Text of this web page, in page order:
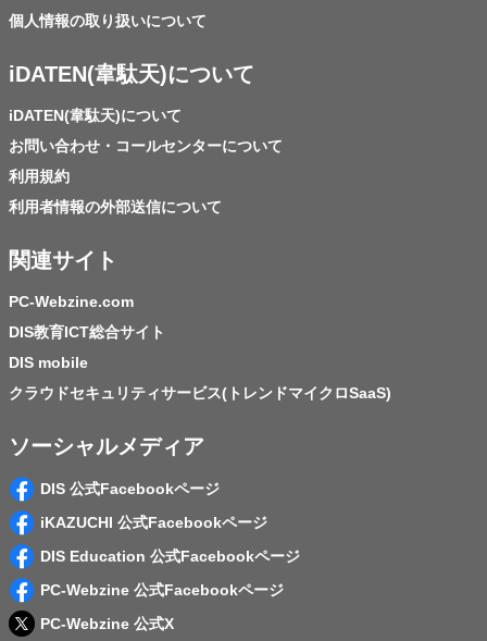
個人情報の取り扱いについて
iDATEN(韋駄天)について
iDATEN(韋駄天)について
お問い合わせ・コールセンターについて
利用規約
利用者情報の外部送信について
関連サイト
PC-Webzine.com
DIS教育ICT総合サイト
DIS mobile
クラウドセキュリティサービス(トレンドマイクロSaaS)
ソーシャルメディア
DIS 公式Facebookページ
iKAZUCHI 公式Facebookページ
DIS Education 公式Facebookページ
PC-Webzine 公式Facebookページ
PC-Webzine 公式X